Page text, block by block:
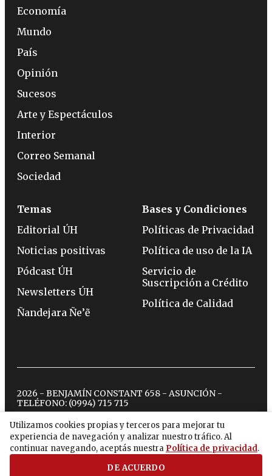
Utilizamos cookies propias y terceros para mejorar tu
experiencia de navegación y analizar nuestro tráfico. Al
continuar navegando, aceptás nuestra Política de privacidad.
DE ACUERDO
Economía
Mundo
País
Opinión
Sucesos
Arte y Espectáculos
Interior
Correo Semanal
Sociedad
Temas
Editorial ÚH
Noticias positivas
Pódcast ÚH
Newsletters ÚH
Ñandejara Ñe’ẽ
Bases y Condiciones
Políticas de Privacidad
Política de uso de la IA
Servicio de
Suscripción a Crédito
Política de Calidad
2026 - BENJAMÍN CONSTANT 658 - ASUNCIÓN -
TELÉFONO: (0994) 715 715
twitterinstagram
facebook
tiktokyoutubespotify